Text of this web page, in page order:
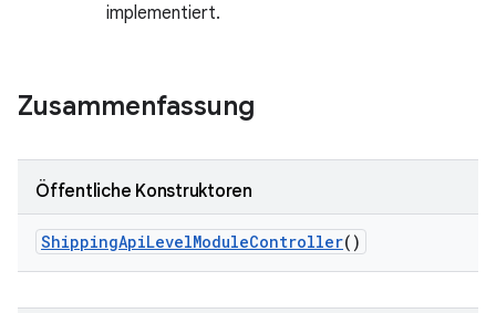
implementiert.
Zusammenfassung
Öffentliche Konstruktoren
ShippingApiLevelModuleController()